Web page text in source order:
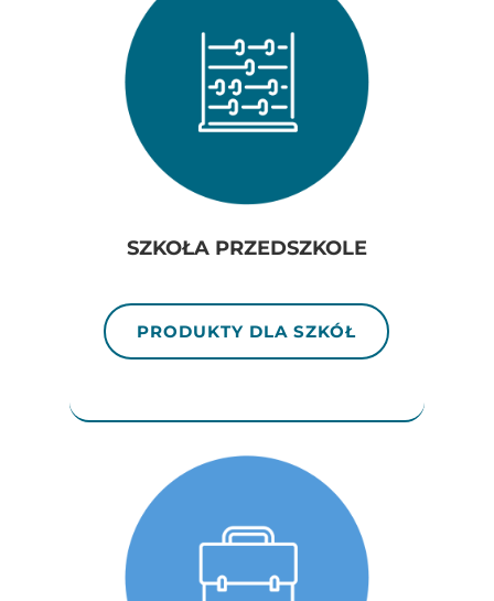
SZKOŁA PRZEDSZKOLE
PRODUKTY DLA SZKÓŁ